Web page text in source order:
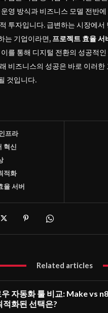
영 방식과 비즈니스 모델 전반
투자입니다. 급변하는 시장에서
는 기업이라면, 프로젝트 효율 서
를 통해 디지털 전환의 성공적
비즈니스의 성공은 바로 이러한
것입니다.
프라
혁신
적화
율 서버
Related articles
자동화 툴 비교: Make vs
적화된 선택은?